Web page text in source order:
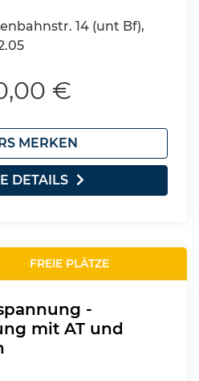
14 (unt Bf),
€
MERKEN
DETAILS
FREIE PLÄTZE
-
mit AT und